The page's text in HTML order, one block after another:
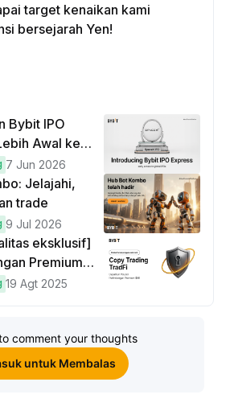
target kenaikan kami
bersejarah Yen!
Bybit IPO
Awal ke
7 Jun 2026
Jelajahi,
trade
9 Jul 2026
eksklusif]
Premium
19 Agt 2025
comment your thoughts
untuk Membalas